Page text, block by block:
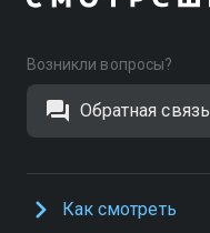
Возникли вопросы?
Обратная связь
Как смотреть